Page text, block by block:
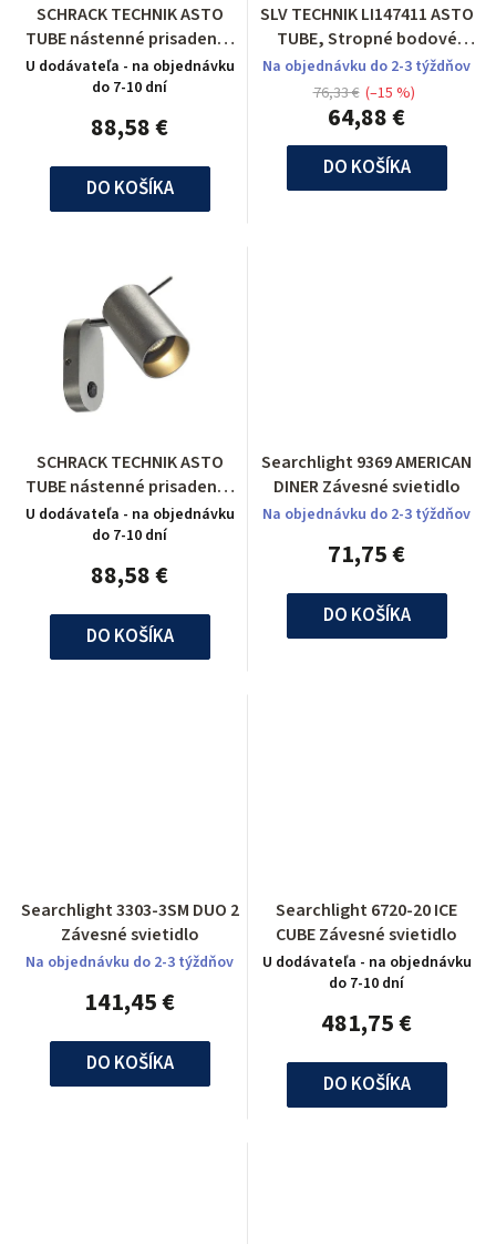
SCHRACK TECHNIK ASTO
TUBE nástenné prisadené,
hliník, 1xGU10, max. 75W-
LI146411
U dodávateľa - na objednávku
do 7-10 dní
88,58 €
DO KOŠÍKA
SLV TECHNIK LI147411 ASTO
TUBE, Stropné bodové
svietidlo
Na objednávku do 2-3 týždňov
64,88 €
76,33 € (–15 %)
DO KOŠÍKA
SCHRACK TECHNIK ASTO
TUBE nástenné prisadené,
biele, 1xGU10, max. 75W-
LI146416
U dodávateľa - na objednávku
do 7-10 dní
88,58 €
DO KOŠÍKA
Searchlight 9369 AMERICAN
DINER Závesné svietidlo
Na objednávku do 2-3 týždňov
71,75 €
DO KOŠÍKA
Searchlight 3303-3SM DUO 2
Závesné svietidlo
Na objednávku do 2-3 týždňov
141,45 €
DO KOŠÍKA
Searchlight 6720-20 ICE
CUBE Závesné svietidlo
U dodávateľa - na objednávku
do 7-10 dní
481,75 €
DO KOŠÍKA